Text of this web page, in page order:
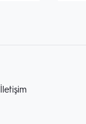
İletişim